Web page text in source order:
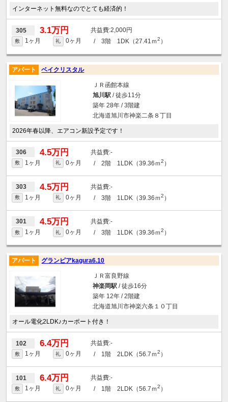
インターネット無料なのでとても経済的！
305 3.1万円 2,000円
敷 1ヶ月 礼 0ヶ月 / 3階 1DK（27.41ｍ2 ）
アパート ベイクリスタル
ＪＲ函館本線
旭川駅/ 徒歩11分
築年 28年 / 3階建
北海道旭川市神楽二条８丁目
2026年春以降、エアコン新設予定です！
306 4.5万円 -
敷 1ヶ月 礼 0ヶ月 / 2階 1LDK（39.36ｍ2 ）
303 4.5万円 -
敷 1ヶ月 礼 0ヶ月 / 3階 1LDK（39.36ｍ2 ）
301 4.5万円 -
敷 1ヶ月 礼 0ヶ月 / 3階 1LDK（39.36ｍ2 ）
アパート グランピアkagura6.10
ＪＲ富良野線
神楽岡駅/ 徒歩16分
築年 12年 / 2階建
北海道旭川市神楽六条１０丁目
オール電化2LDK♪カーポート付き！
102 6.4万円 -
敷 1ヶ月 礼 0ヶ月 / 1階 2LDK（56.7ｍ2 ）
101 6.4万円 -
敷 1ヶ月 礼 0ヶ月 / 1階 2LDK（56.7ｍ2 ）